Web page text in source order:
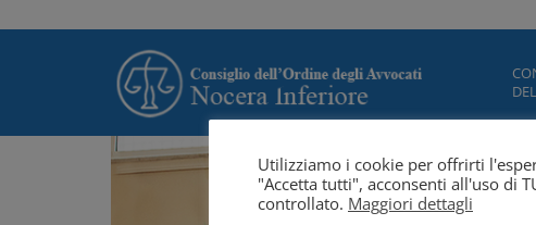
Utilizziamo i cookie per offrirti
"Accetta tutti", acconsenti all'uso di
controllato. Maggiori dettagli